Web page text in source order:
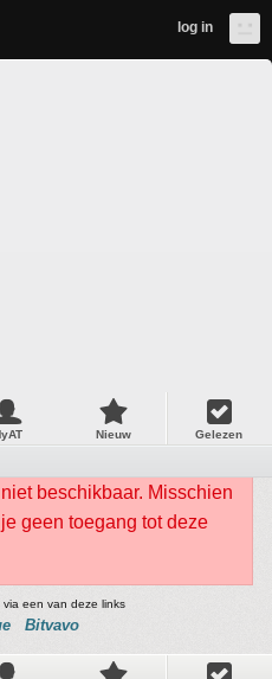
log in
Nieuw Gelezen
beschikbaar. Misschien
geen toegang tot deze
een van deze links
Bitvavo